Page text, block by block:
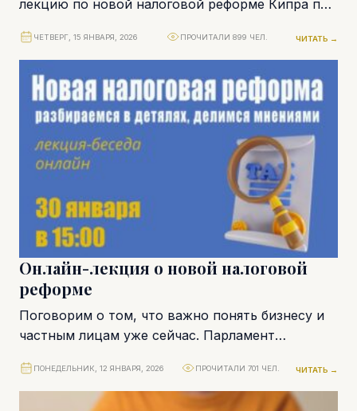
лекцию по новой налоговой реформе Кипра по
стоимость...
ЧЕТВЕРГ, 15 ЯНВАРЯ, 2026 ПРОЧИТАЛИ 899 ЧЕЛ. ЧИТАТЬ →
Онлайн-лекция о новой налоговой
реформе
Поговорим о том, что важно понять бизнесу и
частным лицам уже сейчас. Парламент
одновременно затрагивает компании,...
ПОНЕДЕЛЬНИК, 12 ЯНВАРЯ, 2026 ПРОЧИТАЛИ 701 ЧЕЛ. ЧИТАТЬ →